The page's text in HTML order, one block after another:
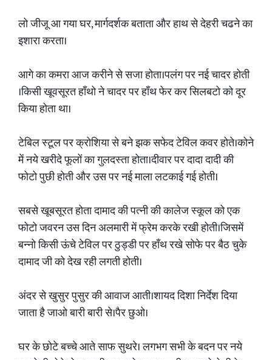
लो जीजू आ गया घर, मार्गदर्शक बताता और हाथ से देहरी चढने का
इशारा करता।
आगे का कमरा आज करीने से सजा होता।पलंग पर नई चादर होती
।किसी खूवसूरत हाँथो ने चादर पर हाँथ फेर कर सिलबटो को दूर
किया होता था।
टेबिल स्टूल पर क्रोशिया से बने झक सफेद टेविल कवर होते।कोने
में नये खरीदे फूलों का गुलदस्ता होता।दीवार पर दादा दादी की
फोटो पुछी होती और उस पर नई माला लटकाई गई होती।
सबसे खूबसूरत होता दामाद की पत्नी की कालेज स्कूल को एक
फोटो जवरन उस दिन अलमारी में फ्रेम करके रखी होती।जिसमें
बन्नो किसी ऊंचे टेविल पर ठुड्डी पर हाँथ रखे सोफे पर बैठ चुके
दामाद जी को देख रही लगती होती।
अंदर से खुसुर पुसुर की आवाज आती।शायद दिशा निर्देश दिया
जाता है जाओ बारी बारी से।पैर छुओ।
घर के छोटे बच्चे आते साफ सुथरे। लगभग सभी के बदन पर नये